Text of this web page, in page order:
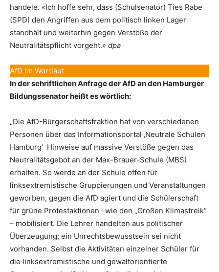
handele. «Ich hoffe sehr, dass (Schulsenator) Ties Rabe
(SPD) den Angriffen aus dem politisch linken Lager
standhält und weiterhin gegen Verstöße der
Neutralitätspflicht vorgeht.» dpa
AfD im Wortlaut
In der schriftlichen Anfrage der AfD an den Hamburger
Bildungssenator heißt es wörtlich:
„Die AfD-Bürgerschaftsfraktion hat von verschiedenen
Personen über das Informationsportal ‚Neutrale Schulen
Hamburg‘ Hinweise auf massive Verstöße gegen das
Neutralitätsgebot an der Max-Brauer-Schule (MBS)
erhalten. So werde an der Schule offen für
linksextremistische Gruppierungen und Veranstaltungen
geworben, gegen die AfD agiert und die Schülerschaft
für grüne Protestaktionen –wie den „Großen Klimastreik“
– mobilisiert. Die Lehrer handelten aus politischer
Überzeugung; ein Unrechtsbewusstsein sei nicht
vorhanden. Selbst die Aktivitäten einzelner Schüler für
die linksextremistische und gewaltorientierte